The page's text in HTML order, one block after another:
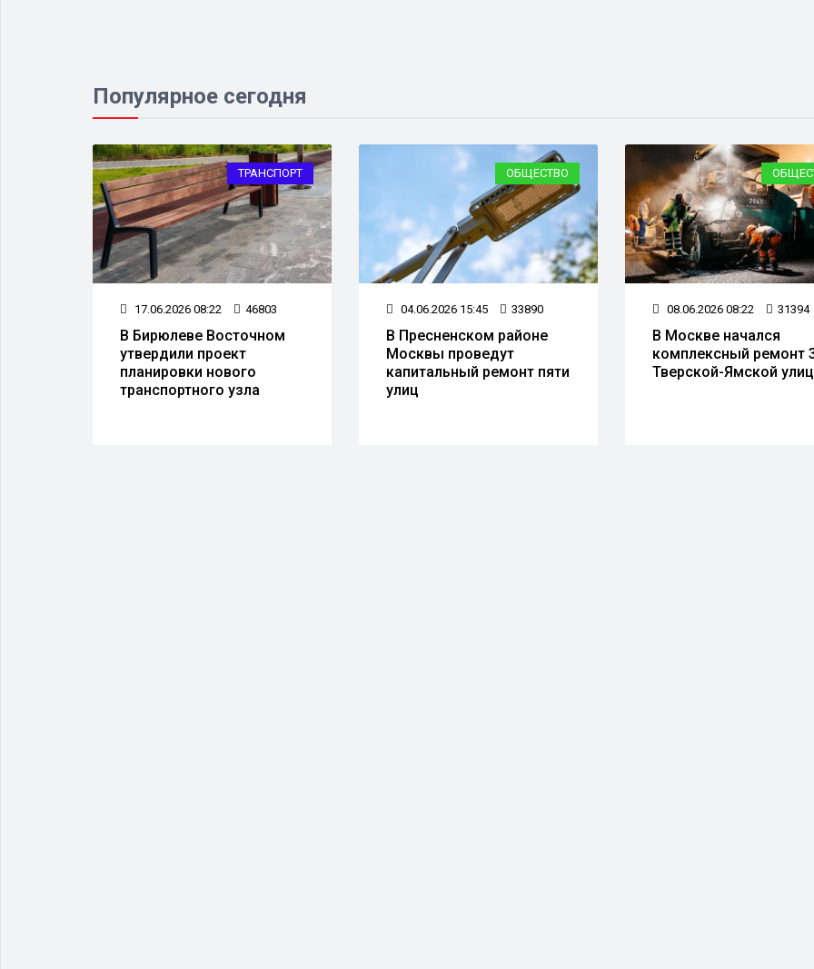
Популярное сегодня
ТРАНСПОРТ
17.06.2026 08:22 46803
В Бирюлеве Восточном
утвердили проект
планировки нового
транспортного узла
ОБЩЕСТВО
04.06.2026 15:45 33890
В Пресненском районе
Москвы проведут
капитальный ремонт пяти
улиц
08.06.2026 08:22 31394
В Москве начался
комплексный ремонт
Тверской-Ямской